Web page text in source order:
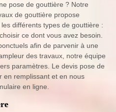
pose de gouttière ? Notre
de gouttière propose
les différents types de gouttière :
ce dont vous avez besoin.
afin de parvenir à une
des travaux, notre équipe
paramètres. Le devis pose de
en remplissant et en nous
en ligne.